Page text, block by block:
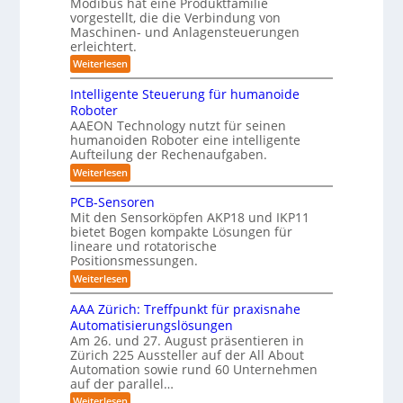
i
k
u
n
d
L
g
i
s
t
i
k
O
-
K
l
s
e
5
z
e
r
t
i
f
i
z
i
e
r
t
c
h
e
r
B
o
e
r
o
b
o
t
i
k
ß
c
o
b
o
t
o
n
E
n
c
y
.
s
c
h
e
n
a
u
c
n
Z
e
i
t
n
v
o
n
K
I
w
i
c
h
t
i
g
e
r
a
vorgestellt, die die Verbindung von
Maschinen- und Anlagensteuerungen
erleichtert.
Weiterlesen:
G
e
r
t
e
f
ü
r
S
y
s
t
e
m
i
n
t
e
g
r
a
t
i
o
n
Intelligente Steuerung für humanoide
Roboter
AAEON Technology nutzt für seinen
humanoiden Roboter eine intelligente
Aufteilung der Rechenaufgaben.
Weiterlesen:
I
t
e
l
l
i
g
e
n
t
e
S
t
e
u
e
r
PCB-Sensoren
Mit den Sensorköpfen AKP18 und IKP11
bietet Bogen kompakte Lösungen für
lineare und rotatorische
Positionsmessungen.
Weiterlesen:
P
C
B
-
S
e
n
s
o
AAA Zürich: Treffpunkt für praxisnahe
Automatisierungslösungen
Am 26. und 27. August präsentieren in
Zürich 225 Aussteller auf der All About
Automation sowie rund 60 Unternehmen
auf der parallel…
: